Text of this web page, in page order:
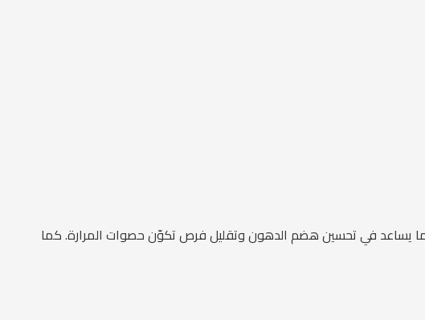
مما يساعد في تحسين هضم الدهون وتقليل فرص تكوّن حصوات المرارة. كما